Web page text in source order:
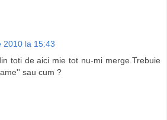
2010 la 15:43
toti de aici mie tot nu-mi merge.Trebuie
sau cum ?